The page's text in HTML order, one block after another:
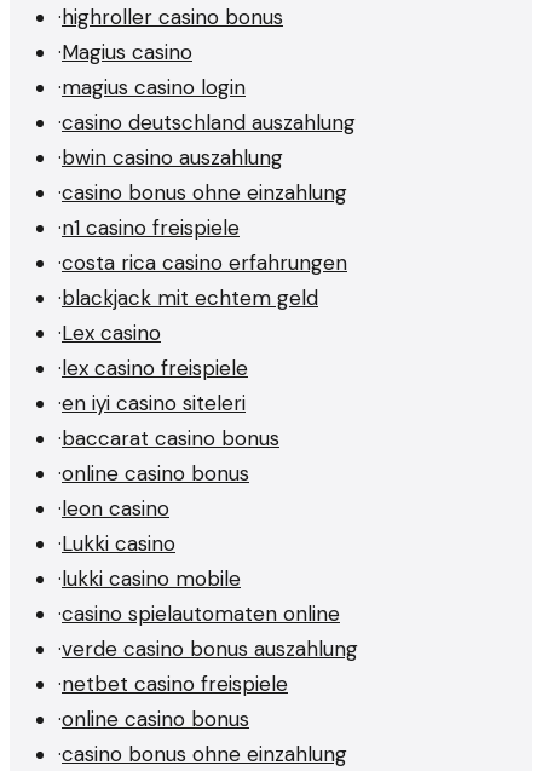
·highroller casino bonus
·Magius casino
·magius casino login
·casino deutschland auszahlung
·bwin casino auszahlung
·casino bonus ohne einzahlung
·n1 casino freispiele
·costa rica casino erfahrungen
·blackjack mit echtem geld
·Lex casino
·lex casino freispiele
·en iyi casino siteleri
·baccarat casino bonus
·online casino bonus
·leon casino
·Lukki casino
·lukki casino mobile
·casino spielautomaten online
·verde casino bonus auszahlung
·netbet casino freispiele
·online casino bonus
·casino bonus ohne einzahlung